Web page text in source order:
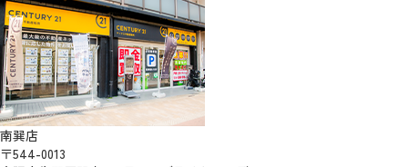
南巽店
〒544-0013